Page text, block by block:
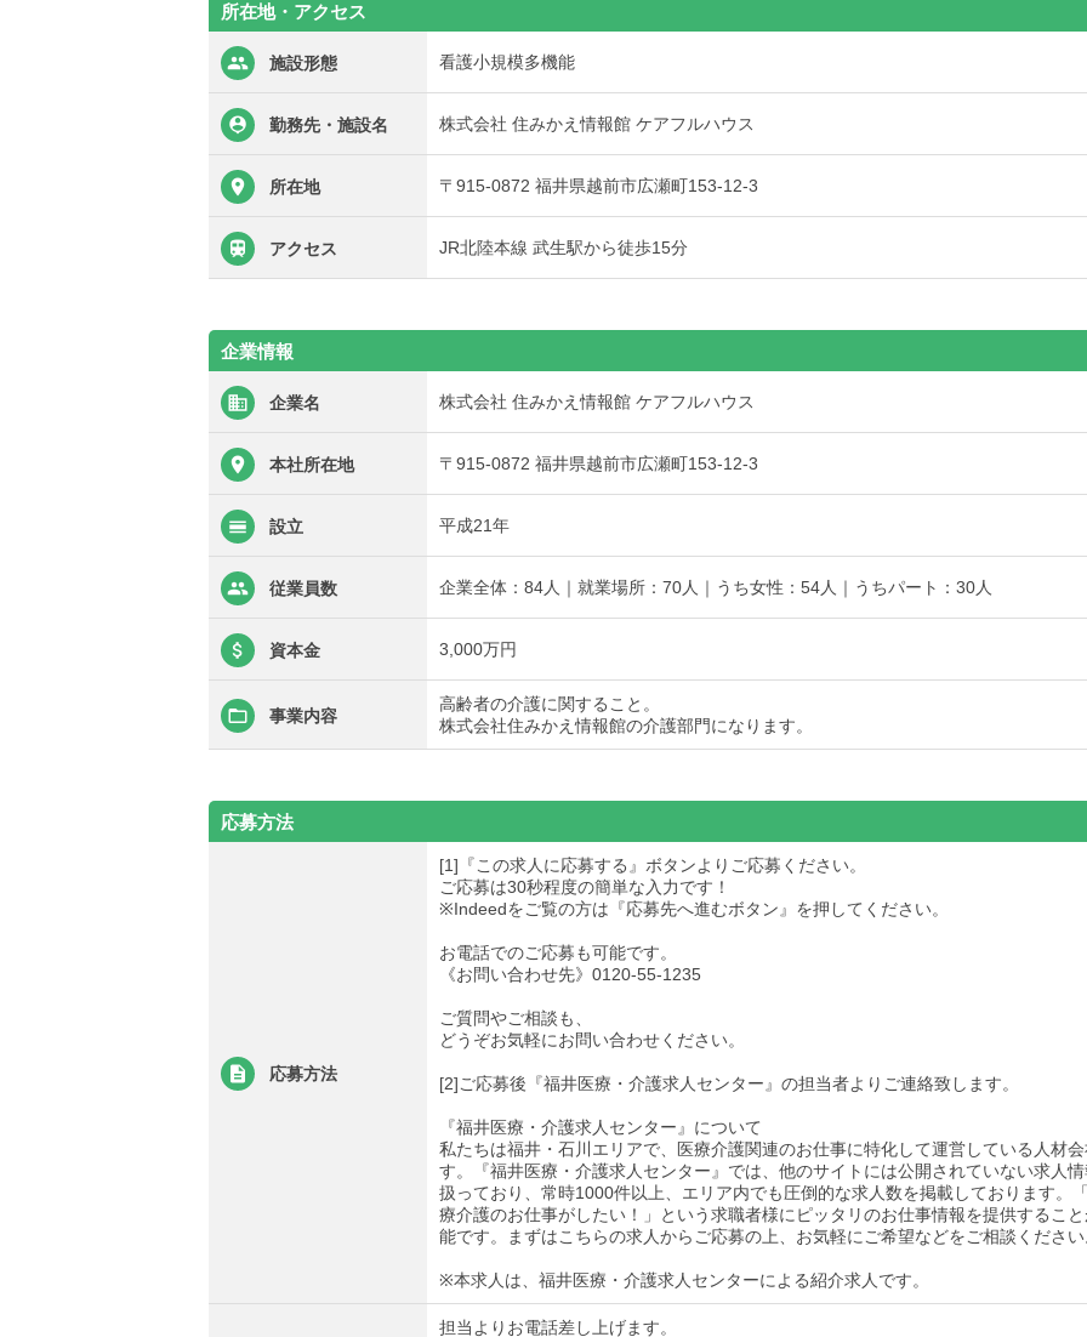
所在地・アクセス
施設形態 看護小規模多機能
勤務先・施設名 株式会社 住みかえ情報館 ケアフルハウス
所在地 〒915-0872 福井県越前市広瀬町153-12-3
アクセス JR北陸本線 武生駅から徒歩15分
企業情報
企業名 株式会社 住みかえ情報館 ケアフルハウス
本社所在地 〒915-0872 福井県越前市広瀬町153-12-3
設立 平成21年
従業員数 企業全体：84人｜就業場所：70人｜うち女性：54人｜うちパート：30人
資本金 3,000万円
事業内容
高齢者の介護に関すること。
株式会社住みかえ情報館の介護部門になります。
応募方法
応募方法
[1]『この求人に応募する』ボタンよりご応募ください。
ご応募は30秒程度の簡単な入力です！
※Indeedをご覧の方は『応募先へ進むボタン』を押してください。
お電話でのご応募も可能です。
《お問い合わせ先》0120-55-1235
ご質問やご相談も、
どうぞお気軽にお問い合わせください。
[2]ご応募後『福井医療・介護求人センター』の担当者よりご連絡致します。
『福井医療・介護求人センター』について
私たちは福井・石川エリアで、医療介護関連のお仕事に特化して運営している人材
す。『福井医療・介護求人センター』では、他のサイトには公開されていない求人
扱っており、常時1000件以上、エリア内でも圧倒的な求人数を掲載しております。
療介護のお仕事がしたい！」という求職者様にピッタリのお仕事情報を提供するこ
能です。まずはこちらの求人からご応募の上、お気軽にご希望などをご相談くださ
※本求人は、福井医療・介護求人センターによる紹介求人です。
担当よりお電話差し上げます。